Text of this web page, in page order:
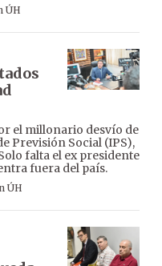
ÚH
el millonario desvío de
Previsión Social (IPS),
falta el ex presidente
fuera del país.
ÚH